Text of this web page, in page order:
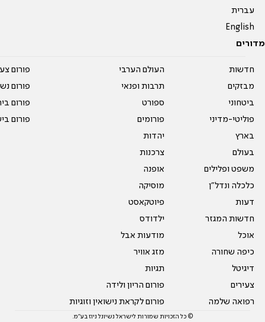
עברית
English
מדורים
חדשות
מבזקים
ביטחוני
פוליטי-מדיני
בארץ
בעולם
משפט ופלילים
כלכלה ונדל"ן
דעות
חדשות המגזר
אוכל
כיפה שחורה
דיגיטל
צעירים
רפואה שלמה
העולם הערבי
תרבות ופנאי
ספורט
פורומים
יהדות
צרכנות
אופנה
מוסיקה
פיוטקאסט
ילדודס
מודעות אבל
מזג אוויר
תגיות
פורום הריון ולידה
פורום לקראת נישואין וזוגיות
פורום
פורום
פורום
פורום
© כל הזכויות שמורות לישראל נשיונל ניוז בע"מ.